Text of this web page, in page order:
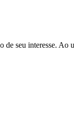
seu interesse.